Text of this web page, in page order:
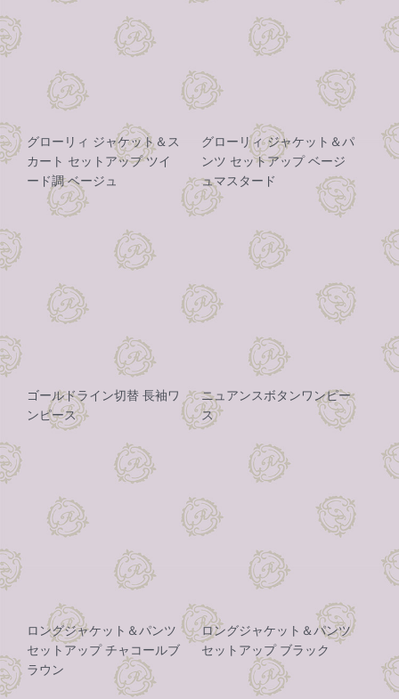
グローリィ ジャケット＆ス
カート セットアップ ツイ
ード調 ベージュ
グローリィ ジャケット＆パ
ンツ セットアップ ベージ
ュマスタード
ゴールドライン切替 長袖ワ
ンピース
ニュアンスボタンワンピー
ス
ロングジャケット＆パンツ
セットアップ チャコールブ
ラウン
ロングジャケット＆パンツ
セットアップ ブラック